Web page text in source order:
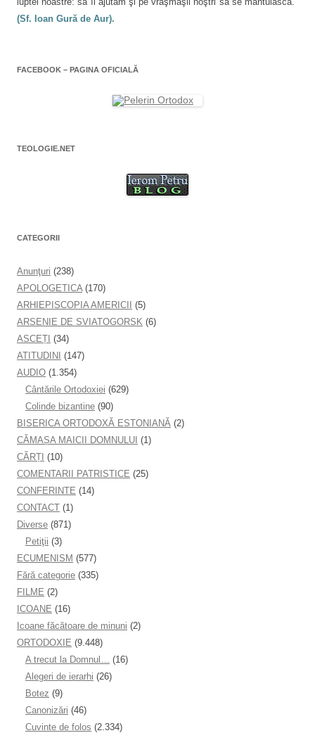
(Sf. Ioan Gură de Aur).
FACEBOOK – PAGINA OFICIALĂ
TEOLOGIE.NET
CATEGORII
Anunţuri (238)
APOLOGETICA(170)
ARHIEPISCOPIA AMERICII
(5)
ARSENIE DE SVIATOGORSK (6)
ASCEȚI (34)
ATITUDINI (147)
AUDIO (1.354)
Cântările Ortodoxiei (629)
Colinde bizantine (90)
BISERICA ORTODOXĂ ESTONIANĂ (2)
CĂMAȘA MAICII DOMNULUI (1)
CĂRȚI (10)
COMENTARII PATRISTICE (25)
CONFERINTE (14)
CONTACT (1)
Diverse (871)
Petiţii (3)
ECUMENISM (577)
Fără categorie (335)
FILME (2)
ICOANE (16)
Icoane făcătoare de minuni (2)
ORTODOXIE (9.448)
A trecut la Domnul… (16)
Alegeri de ierarhi (26)
Botez (9)
Canonizări (46)
Cuvinte de folos (2.334)